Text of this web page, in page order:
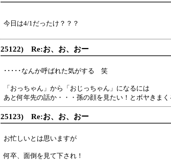
今日は4/1だったけ？？？
25122) Re:お、お、おー
･････なんか呼ばれた気がする 笑
「おっちゃん」から「おじっちゃん」になるには
あと何年先の話か・・・孫の顔を見たい！とボヤきま
25123) Re:お、お、おー
お忙しいとは思いますが
何卒、面倒を見て下され！